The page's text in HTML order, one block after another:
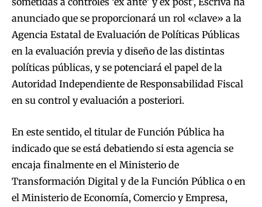
anunciado que se proporcionará un rol «clave» a la
Agencia Estatal de Evaluación de Políticas Públicas
en la evaluación previa y diseño de las distintas
políticas públicas, y se potenciará el papel de la
Autoridad Independiente de Responsabilidad Fiscal
en su control y evaluación a posteriori.
En este sentido, el titular de Función Pública ha
indicado que se está debatiendo si esta agencia se
encaja finalmente en el Ministerio de
Transformación Digital y de la Función Pública o en
el Ministerio de Economía, Comercio y Empresa,